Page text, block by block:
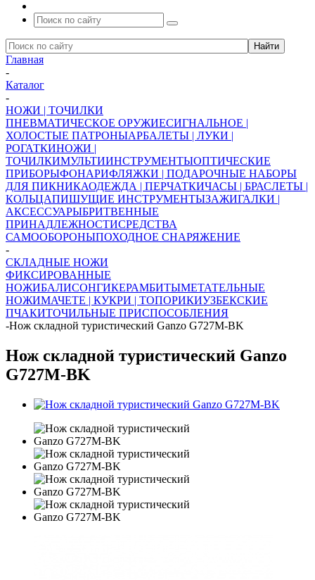
Главная
-
Каталог
-
НОЖИ | ТОЧИЛКИ
ПНЕВМАТИЧЕСКОЕ ОРУЖИЕСИГНАЛЬНОЕ |
ХОЛОСТЫЕ ПАТРОНЫАРБАЛЕТЫ | ЛУКИ |
РОГАТКИНОЖИ |
ТОЧИЛКИМУЛЬТИИНСТРУМЕНТЫОПТИЧЕСКИЕ
ПРИБОРЫФОНАРИФЛЯЖКИ | ПОДАРОЧНЫЕ НАБОРЫ
ДЛЯ ПИКНИКАОДЕЖДА | ПЕРЧАТКИЧАСЫ | БРАСЛЕТЫ |
КОЛЬЦАПИШУЩИЕ ИНСТРУМЕНТЫЗАЖИГАЛКИ |
АКСЕССУАРЫБРИТВЕННЫЕ
ПРИНАДЛЕЖНОСТИСРЕДСТВА
САМООБОРОНЫПОХОДНОЕ СНАРЯЖЕНИЕ
-
СКЛАДНЫЕ НОЖИ
ФИКСИРОВАННЫЕ
НОЖИБАЛИСОНГИКЕРАМБИТЫМЕТАТЕЛЬНЫЕ
НОЖИМАЧЕТЕ | КУКРИ | ТОПОРИКИУЗБЕКСКИЕ
ПЧАКИТОЧИЛЬНЫЕ ПРИСПОСОБЛЕНИЯ
-Нож складной туристический Ganzo G727M-BK
Нож складной туристический Ganzo
G727M-BK